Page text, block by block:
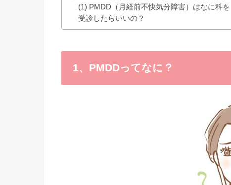
(1) PMDD（月経前不快気分障害）はなに科を
受診したらいいの？
1、PMDDってなに？